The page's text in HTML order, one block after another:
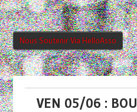
Nous Soutenir Via HelloAsso
VEN 05/06 :